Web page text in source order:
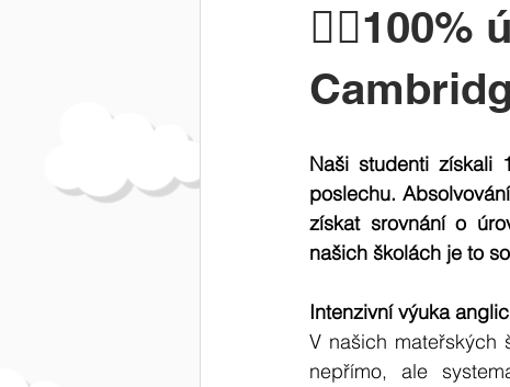
💂‍♂️100%
Naši studenti získali
poslechu.
získat srovnání o
našich školách je to
Intenzivní výuka
V našich mateřských
nepřímo, ale